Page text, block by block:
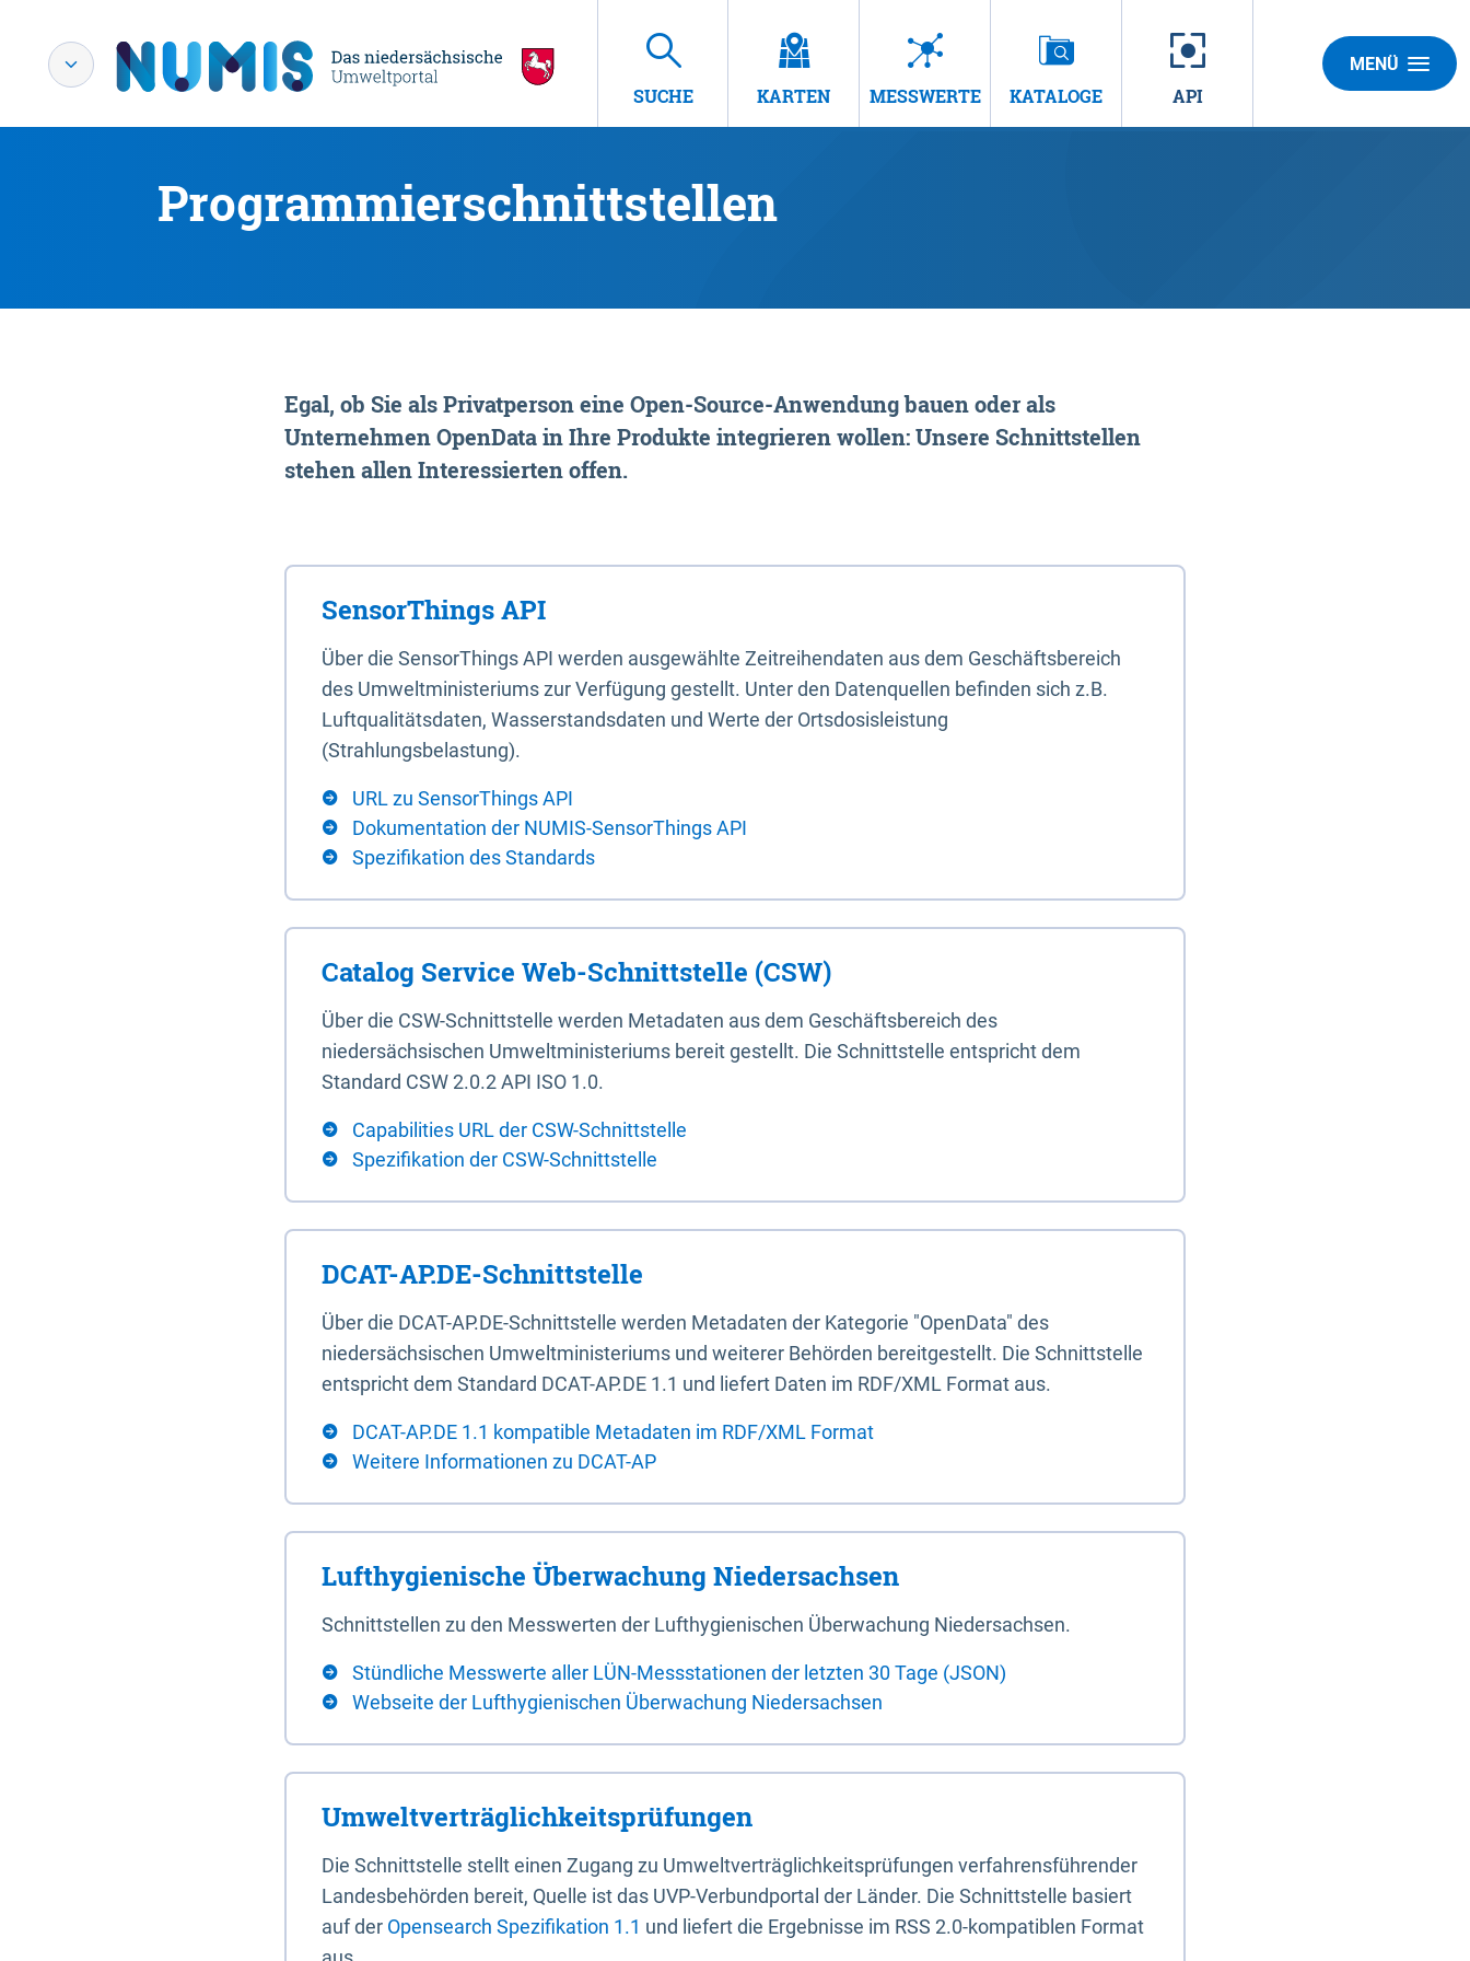
SUCHE KARTEN MESSWERTE KATALOGE API
MENÜ
Programmierschnittstellen
Egal, ob Sie als Privatperson eine Open-Source-Anwendung bauen oder als
Unternehmen OpenData in Ihre Produkte integrieren wollen: Unsere Schnittstellen
stehen allen Interessierten offen.
SensorThings API
Über die SensorThings API werden ausgewählte Zeitreihendaten aus dem Geschäftsbereich
des Umweltministeriums zur Verfügung gestellt. Unter den Datenquellen befinden sich z.B.
Luftqualitätsdaten, Wasserstandsdaten und Werte der Ortsdosisleistung
(Strahlungsbelastung).
URL zu SensorThings API
Dokumentation der NUMIS-SensorThings API
Spezifikation des Standards
Catalog Service Web-Schnittstelle (CSW)
Über die CSW-Schnittstelle werden Metadaten aus dem Geschäftsbereich des
niedersächsischen Umweltministeriums bereit gestellt. Die Schnittstelle entspricht dem
Standard CSW 2.0.2 API ISO 1.0.
Capabilities URL der CSW-Schnittstelle
Spezifikation der CSW-Schnittstelle
DCAT-AP.DE-Schnittstelle
Über die DCAT-AP.DE-Schnittstelle werden Metadaten der Kategorie "OpenData" des
niedersächsischen Umweltministeriums und weiterer Behörden bereitgestellt. Die Schnittstelle
entspricht dem Standard DCAT-AP.DE 1.1 und liefert Daten im RDF/XML Format aus.
DCAT-AP.DE 1.1 kompatible Metadaten im RDF/XML Format
Weitere Informationen zu DCAT-AP
Lufthygienische Überwachung Niedersachsen
Schnittstellen zu den Messwerten der Lufthygienischen Überwachung Niedersachsen.
Stündliche Messwerte aller LÜN-Messstationen der letzten 30 Tage (JSON)
Webseite der Lufthygienischen Überwachung Niedersachsen
Umweltverträglichkeitsprüfungen
Die Schnittstelle stellt einen Zugang zu Umweltverträglichkeitsprüfungen verfahrensführender
Landesbehörden bereit, Quelle ist das UVP-Verbundportal der Länder. Die Schnittstelle basiert
auf der Opensearch Spezifikation 1.1 und liefert die Ergebnisse im RSS 2.0-kompatiblen Format